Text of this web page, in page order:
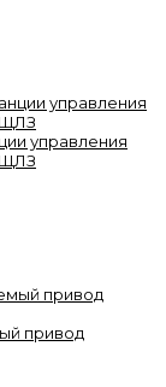
управления
ЩЛЗ
привод